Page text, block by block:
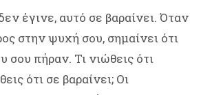
έγινε, αυτό σε βαραίνει. Όταν
στην ψυχή σου, σημαίνει ότι
σου πήραν. Τι νιώθεις ότι
ότι σε βαραίνει; Οι